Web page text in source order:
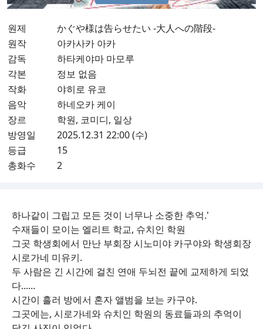
원제
かぐや様は告らせたい -大人への階段-
원작
아카사카 아카
감독
하타케야마 마모루
각본
정보 없음
작화
야히로 유코
음악
하네오카 케이
장르
학원, 코미디, 일상
방영일
2025.12.31 22:00 (수)
등급
15
총화수
2
하나같이 그립고 모든 것이 너무나 소중한 추억.'
수재들이 모이는 엘리트 학교, 슈치인 학원
그곳 학생회에서 만난 부회장 시노미야 카구야와 학생회장
시로가네 미유키.
두 사람은 긴 시간에 걸친 연애 두뇌전 끝에 교제하게 되었
다......
시간이 흘러 방에서 혼자 앨범을 보는 카구야.
그곳에는, 시로가네와 슈치인 학원의 동료들과의 추억이